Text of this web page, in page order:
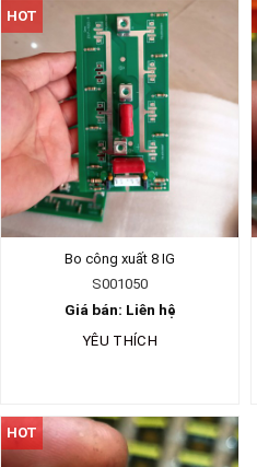
HOT
Bo công xuất 8 IG
S001050
Giá bán: Liên hệ
YÊU THÍCH
HOT